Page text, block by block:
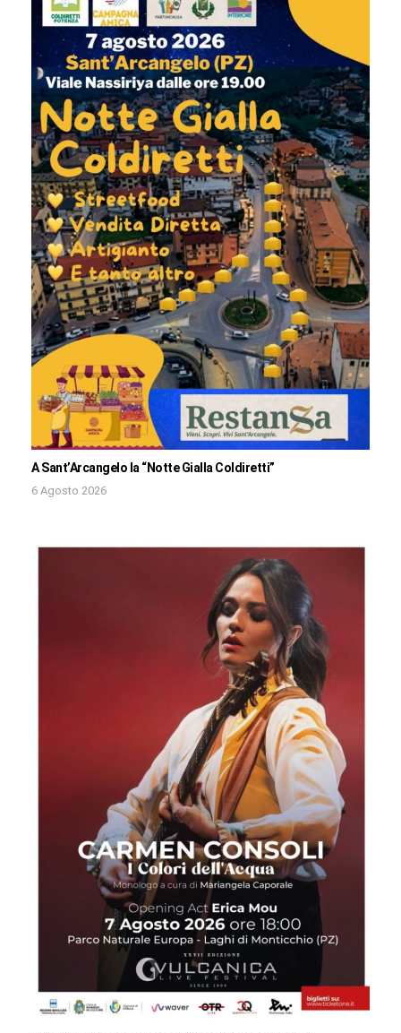
A Sant’Arcangelo la “Notte Gialla Coldiretti”
6 Agosto 2026